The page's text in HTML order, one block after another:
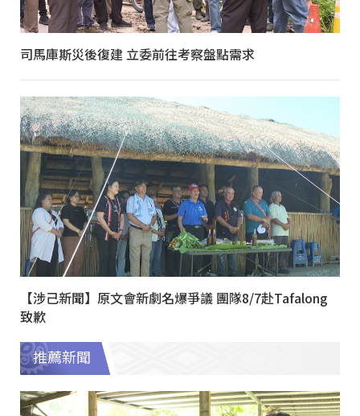
司馬庫斯災後復建 立委前往考察盤點需求
【涉己新聞】原文會新劇名爆爭議 團隊8/7赴Tafalong
致歉
推薦新聞